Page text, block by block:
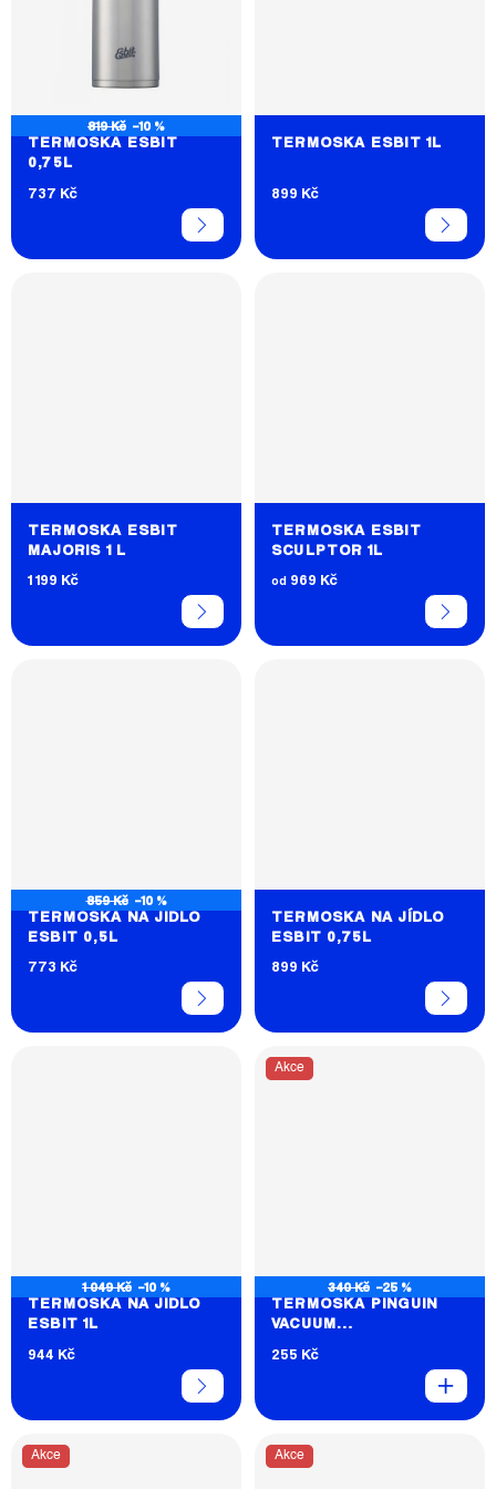
819 Kč –10 %
TERMOSKA ESBIT
0,75L
737 Kč
TERMOSKA ESBIT 1L
899 Kč
TERMOSKA ESBIT
MAJORIS 1 L
1 199 Kč
TERMOSKA ESBIT
SCULPTOR 1L
od 969 Kč
859 Kč –10 %
TERMOSKA NA JÍDLO
ESBIT 0,5L
773 Kč
TERMOSKA NA JÍDLO
ESBIT 0,75L
899 Kč
1 049 Kč –10 %
TERMOSKA NA JÍDLO
ESBIT 1L
944 Kč
Akce
340 Kč –25 %
TERMOSKA PINGUIN
VACUUM
255 Kč
Akce Akce